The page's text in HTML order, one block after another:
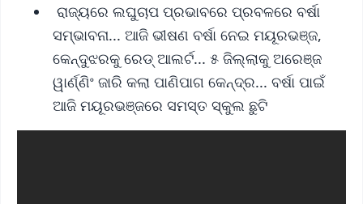
ରାଜ୍ୟରେ ଲଘୁଚାପ ପ୍ରଭାବରେ ପ୍ରବଳରେ ବର୍ଷା
ସମ୍ଭାବନା... ଆଜି ଭୀଷଣ ବର୍ଷା ନେଇ ମୟୂରଭଞ୍ଜ,
କେନ୍ଦୁଝରକୁ ରେଡ୍ ଆଲର୍ଟ... ୫ ଜିଲ୍ଲାକୁ ଅରେଞ୍ଜ
ୱାର୍ଣ୍ଣିଂ ଜାରି କଲା ପାଣିପାଗ କେନ୍ଦ୍ର... ବର୍ଷା ପାଇଁ
ଆଜି ମୟୂରଭଞ୍ଜରେ ସମସ୍ତ ସ୍କୁଲ ଛୁଟି